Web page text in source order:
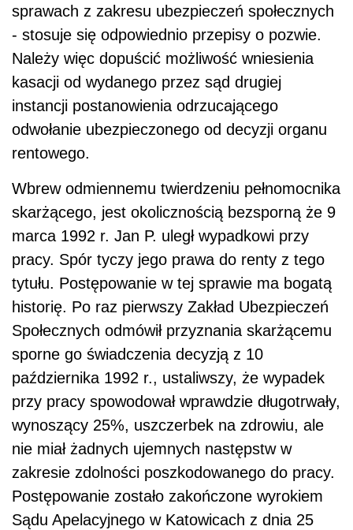
sprawach z zakresu ubezpieczeń społecznych
- stosuje się odpowiednio przepisy o pozwie.
Należy więc dopuścić możliwość wniesienia
kasacji od wydanego przez sąd drugiej
instancji postanowienia odrzucającego
odwołanie ubezpieczonego od decyzji organu
rentowego.
Wbrew odmiennemu twierdzeniu pełnomocnika
skarżącego, jest okolicznością bezsporną że 9
marca 1992 r. Jan P. uległ wypadkowi przy
pracy. Spór tyczy jego prawa do renty z tego
tytułu. Postępowanie w tej sprawie ma bogatą
historię. Po raz pierwszy Zakład Ubezpieczeń
Społecznych odmówił przyznania skarżącemu
sporne go świadczenia decyzją z 10
października 1992 r., ustaliwszy, że wypadek
przy pracy spowodował wprawdzie długotrwały,
wynoszący 25%, uszczerbek na zdrowiu, ale
nie miał żadnych ujemnych następstw w
zakresie zdolności poszkodowanego do pracy.
Postępowanie zostało zakończone wyrokiem
Sądu Apelacyjnego w Katowicach z dnia 25